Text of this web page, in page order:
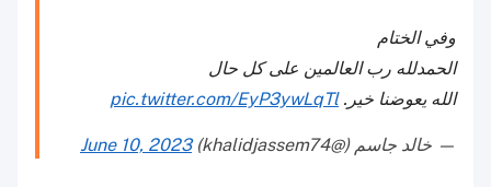
وفي الختام
الحمدلله رب العالمين على كل حال
الله يعوضنا خير.pic.twitter.com/EyP3ywLqTl
— خالد جاسم (@khalidjassem74) June 10, 2023